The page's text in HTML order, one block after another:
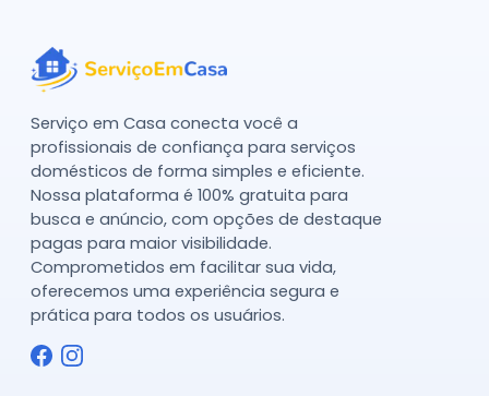
Serviço em Casa conecta você a
profissionais de confiança para serviços
domésticos de forma simples e eficiente.
Nossa plataforma é 100% gratuita para
busca e anúncio, com opções de destaque
pagas para maior visibilidade.
Comprometidos em facilitar sua vida,
oferecemos uma experiência segura e
prática para todos os usuários.